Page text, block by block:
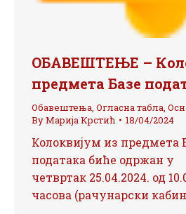
ОБАВЕШТЕЊЕ –
предмета Базе
Обавештења, Огласна табла,
ByМарија Крстић 18/04/2024
Колоквијум из предмета
података биће одржан у
четвртак 25.04.2024. од
часова (рачунарски